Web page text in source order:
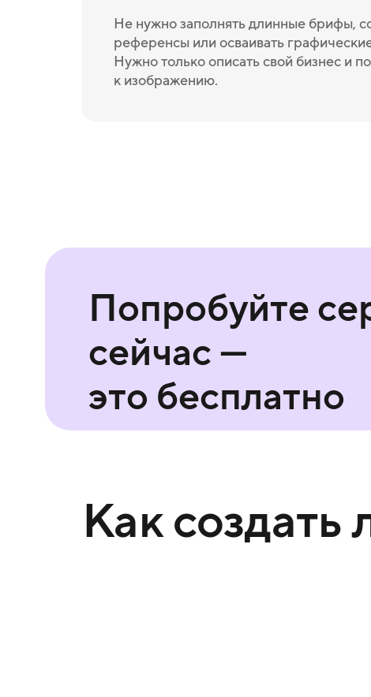
Не нужно заполнять длинные брифы,
референсы или осваивать
Нужно только описать свой бизнес и
к изображению.
Попробуйте
сейчас —
это бесплатно
Как создать